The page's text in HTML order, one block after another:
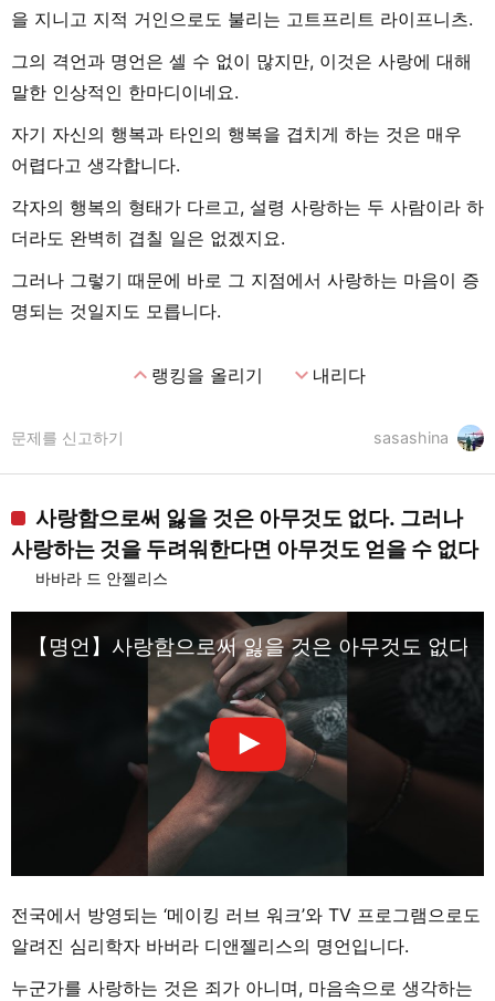
을 지니고 지적 거인으로도 불리는 고트프리트 라이프니츠.
그의 격언과 명언은 셀 수 없이 많지만, 이것은 사랑에 대해
말한 인상적인 한마디이네요.
자기 자신의 행복과 타인의 행복을 겹치게 하는 것은 매우
어렵다고 생각합니다.
각자의 행복의 형태가 다르고, 설령 사랑하는 두 사람이라 하
더라도 완벽히 겹칠 일은 없겠지요.
그러나 그렇기 때문에 바로 그 지점에서 사랑하는 마음이 증
명되는 것일지도 모릅니다.
expand_less랭킹을 올리기 expand_more내리다
sasashina
문제를 신고하기
사랑함으로써 잃을 것은 아무것도 없다. 그러나
사랑하는 것을 두려워한다면 아무것도 얻을 수 없다
바바라 드 안젤리스
【명언】사랑함으로써 잃을 것은 아무것도 없다
전국에서 방영되는 ‘메이킹 러브 워크’와 TV 프로그램으로도
알려진 심리학자 바버라 디앤젤리스의 명언입니다.
누군가를 사랑하는 것은 죄가 아니며, 마음속으로 생각하는